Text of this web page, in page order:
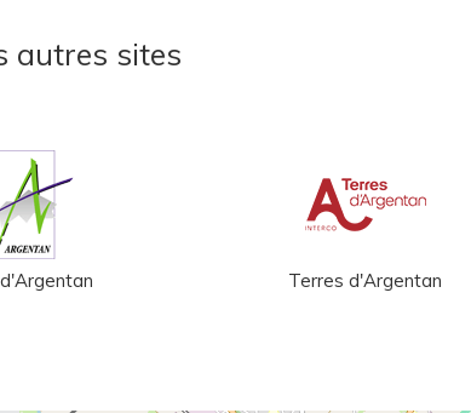
autres sites
Terres d'Argentan